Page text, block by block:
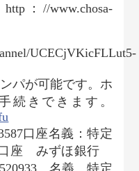
：//www.chosa-
UCECjVKicFLLut5-
パが可能です。ホ
続きできます。
口座名義：特定
座 みずほ銀行
名義 特定